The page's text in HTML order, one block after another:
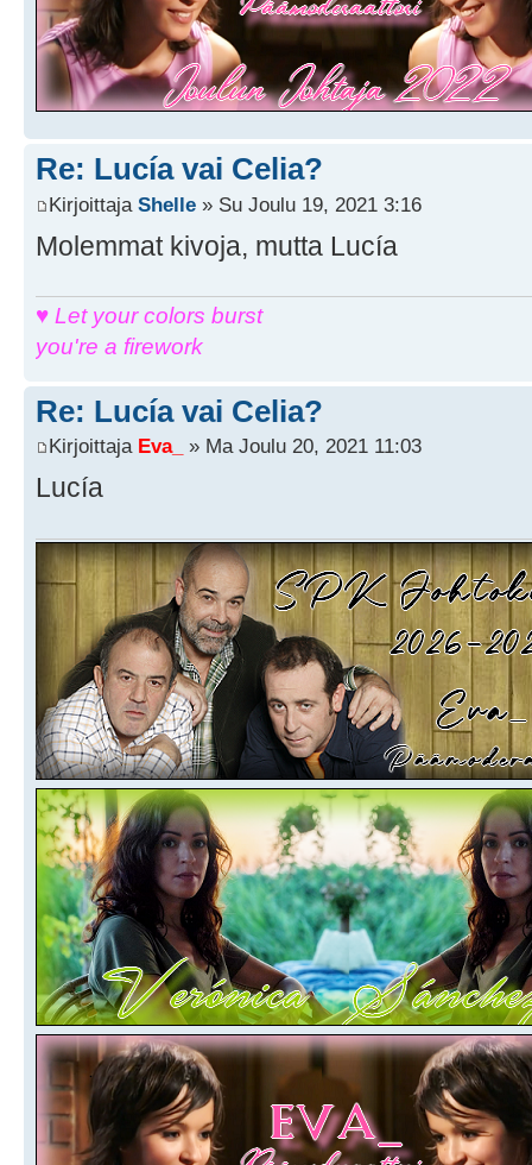
Re: Lucía vai Celia?
Kirjoittaja Shelle » Su Joulu 19, 2021 3:16
Molemmat kivoja, mutta Lucía
♥ Let your colors burst
you're a firework
Re: Lucía vai Celia?
Kirjoittaja Eva_ » Ma Joulu 20, 2021 11:03
Lucía